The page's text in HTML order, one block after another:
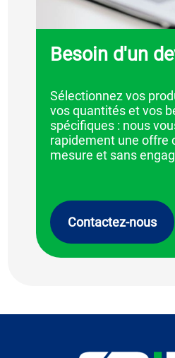
Besoin d'un
Sélectionnez vos
vos quantités et vos
spécifiques : nous
rapidement une offre
mesure et sans
Contactez-nous